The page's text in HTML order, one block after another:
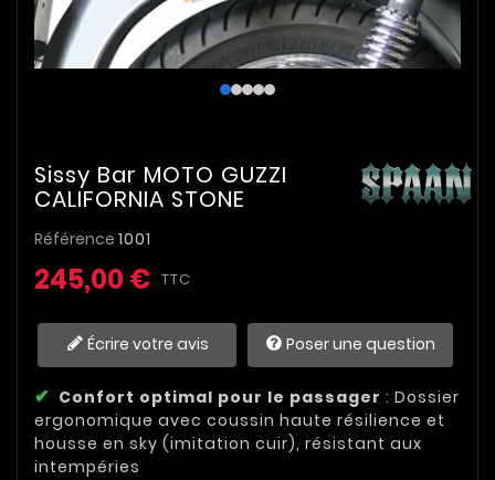
Sissy Bar MOTO GUZZI
CALIFORNIA STONE
Référence 1001
245,00 € TTC
Écrire votre avis Poser une question
Confort optimal pour le passager : Dossier
ergonomique avec coussin haute résilience et
housse en sky (imitation cuir), résistant aux
intempéries